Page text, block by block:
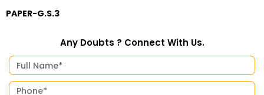
PAPER-G.S.3
Any Doubts ? Connect With Us.